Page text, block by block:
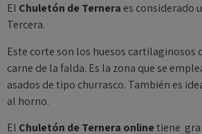
El Chuletón de Ternera es considerado
Tercera.
Este corte son los huesos cartilaginosos
carne de la falda. Es la zona que se
asados de tipo churrasco. También es
al horno.
El Chuletón de Ternera onlinetiene